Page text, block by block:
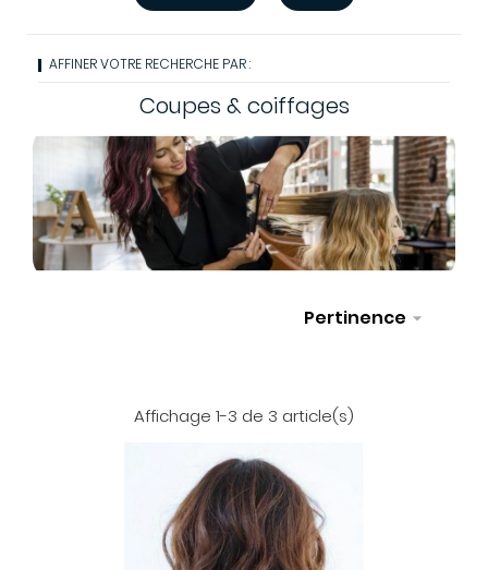
AFFINER VOTRE RECHERCHE PAR :
Coupes & coiffages
Pertinence 
Affichage 1-3 de 3 article(s)